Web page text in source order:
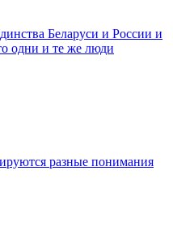
Беларуси и России и
одни и те же люди
разные понимания